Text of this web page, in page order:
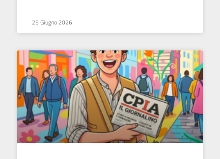
25 Giugno 2026